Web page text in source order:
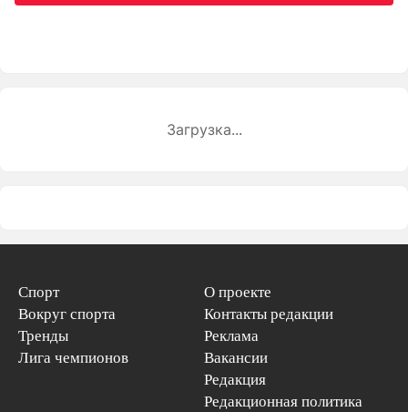
Загрузка...
Спорт
Вокруг спорта
Тренды
Лига чемпионов
О проекте
Контакты редакции
Реклама
Вакансии
Редакция
Редакционная политика